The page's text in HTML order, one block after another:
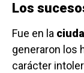
Los
Fue en la
generaron los
carácter